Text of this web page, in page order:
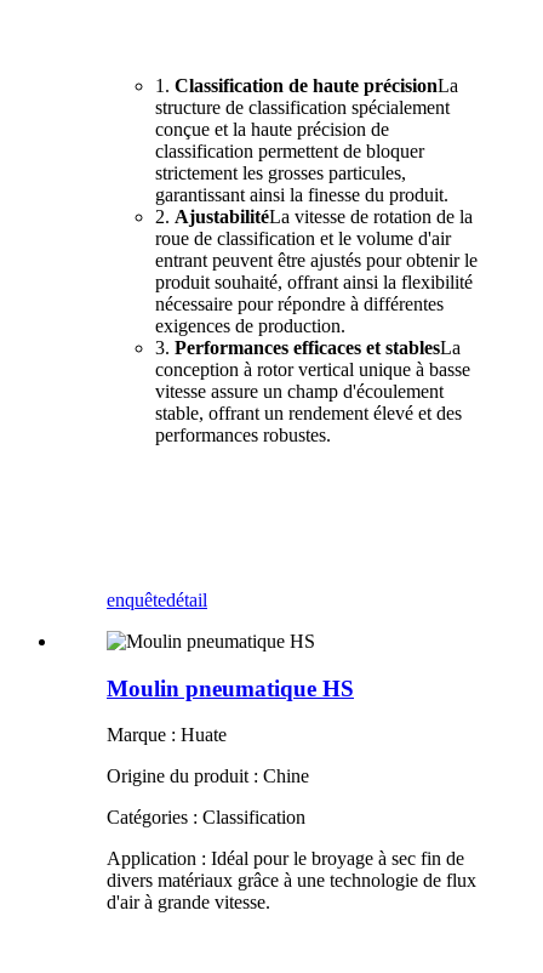
1. Classification de haute précisionLa
structure de classification spécialement
conçue et la haute précision de
classification permettent de bloquer
strictement les grosses particules,
garantissant ainsi la finesse du produit.
2. AjustabilitéLa vitesse de rotation de la
roue de classification et le volume d'air
entrant peuvent être ajustés pour obtenir le
produit souhaité, offrant ainsi la flexibilité
nécessaire pour répondre à différentes
exigences de production.
3. Performances efficaces et stablesLa
conception à rotor vertical unique à basse
vitesse assure un champ d'écoulement
stable, offrant un rendement élevé et des
performances robustes.
enquêtedétail
Moulin pneumatique HS
Marque : Huate
Origine du produit : Chine
Catégories : Classification
Application : Idéal pour le broyage à sec fin de
divers matériaux grâce à une technologie de flux
d'air à grande vitesse.